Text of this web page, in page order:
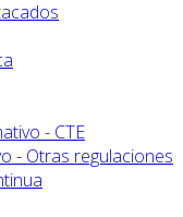
- CTE
- Otras regulaciones